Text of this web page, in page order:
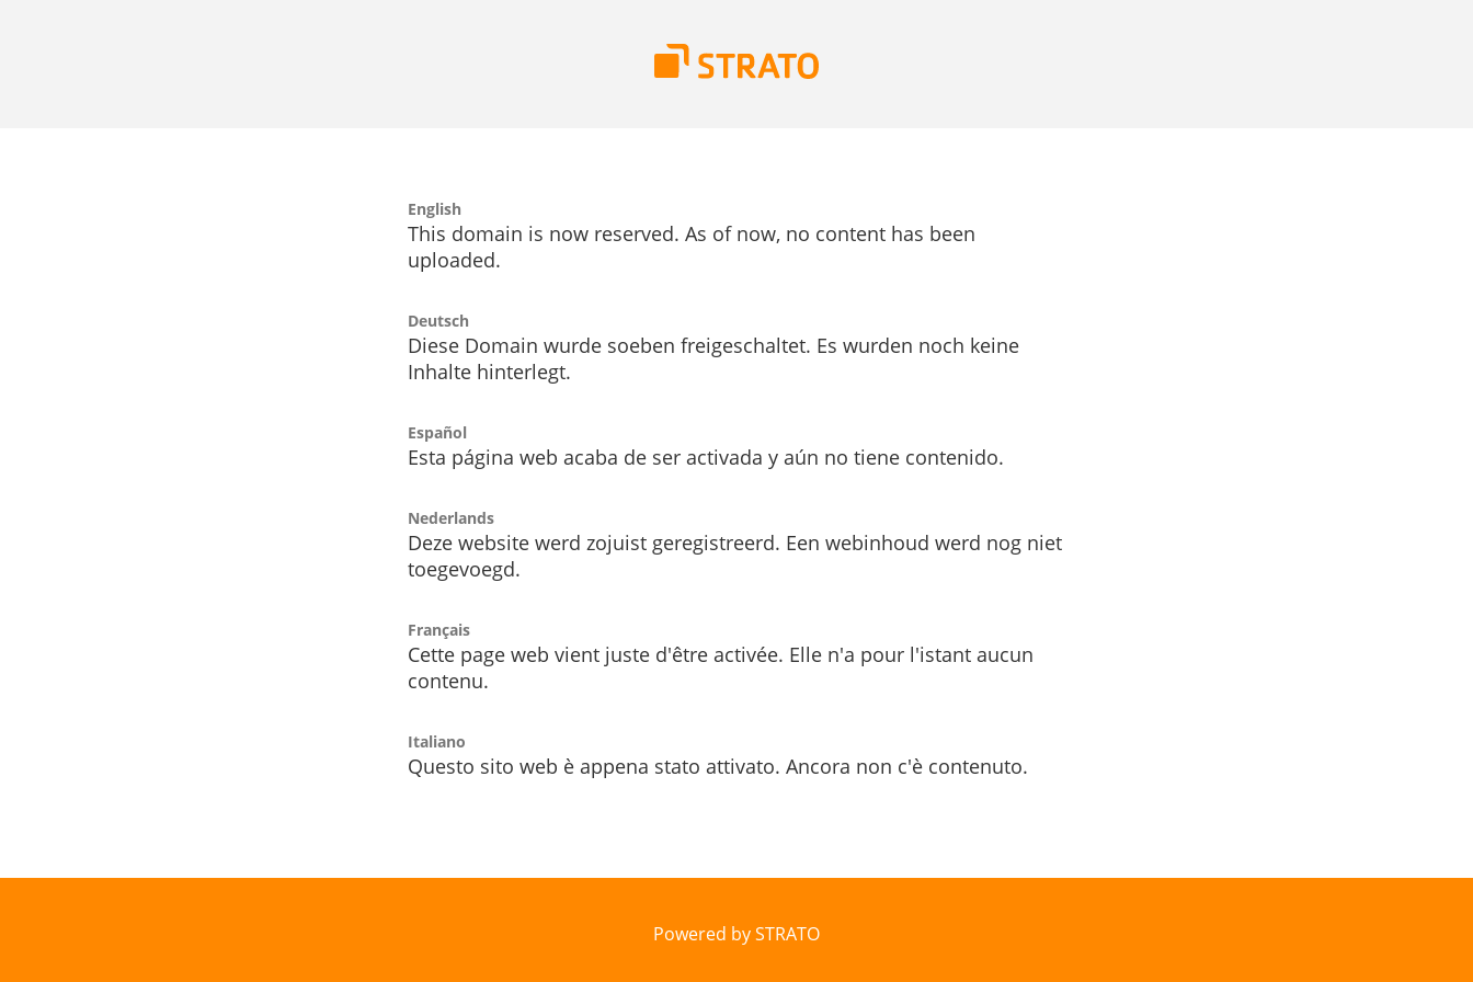
English
This domain is now reserved. As of now, no content has been
uploaded.
Deutsch
Diese Domain wurde soeben freigeschaltet. Es wurden noch keine
Inhalte hinterlegt.
Español
Esta página web acaba de ser activada y aún no tiene contenido.
Nederlands
Deze website werd zojuist geregistreerd. Een webinhoud werd nog niet
toegevoegd.
Français
Cette page web vient juste d'être activée. Elle n'a pour l'istant aucun
contenu.
Italiano
Questo sito web è appena stato attivato. Ancora non c'è contenuto.
Powered by STRATO